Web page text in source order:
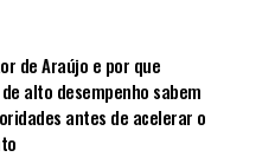
de Araújo e por que
alto desempenho sabem
antes de acelerar o